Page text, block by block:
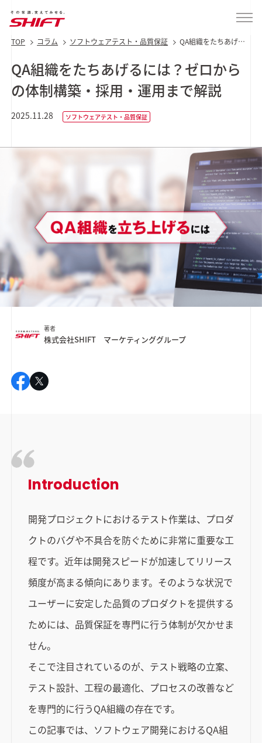
TOP コラム ソフトウェアテスト・品質保証
QA組織をたちあげる
まで解説
QA組織をたちあげるには？ゼロから
の体制構築・採用・運用まで解説
2025.11.28 ソフトウェアテスト・品質保証
著者
株式会社SHIFT マーケティンググループ
Introduction
開発プロジェクトにおけるテスト作業は、プロダ
クトのバグや不具合を防ぐために非常に重要な工
程です。近年は開発スピードが加速してリリース
頻度が高まる傾向にあります。そのような状況で
ユーザーに安定した品質のプロダクトを提供する
ためには、品質保証を専門に行う体制が欠かせま
せん。
そこで注目されているのが、テスト戦略の立案、
テスト設計、工程の最適化、プロセスの改善など
を専門的に行うQA組織の存在です。
この記事では、ソフトウェア開発におけるQA組